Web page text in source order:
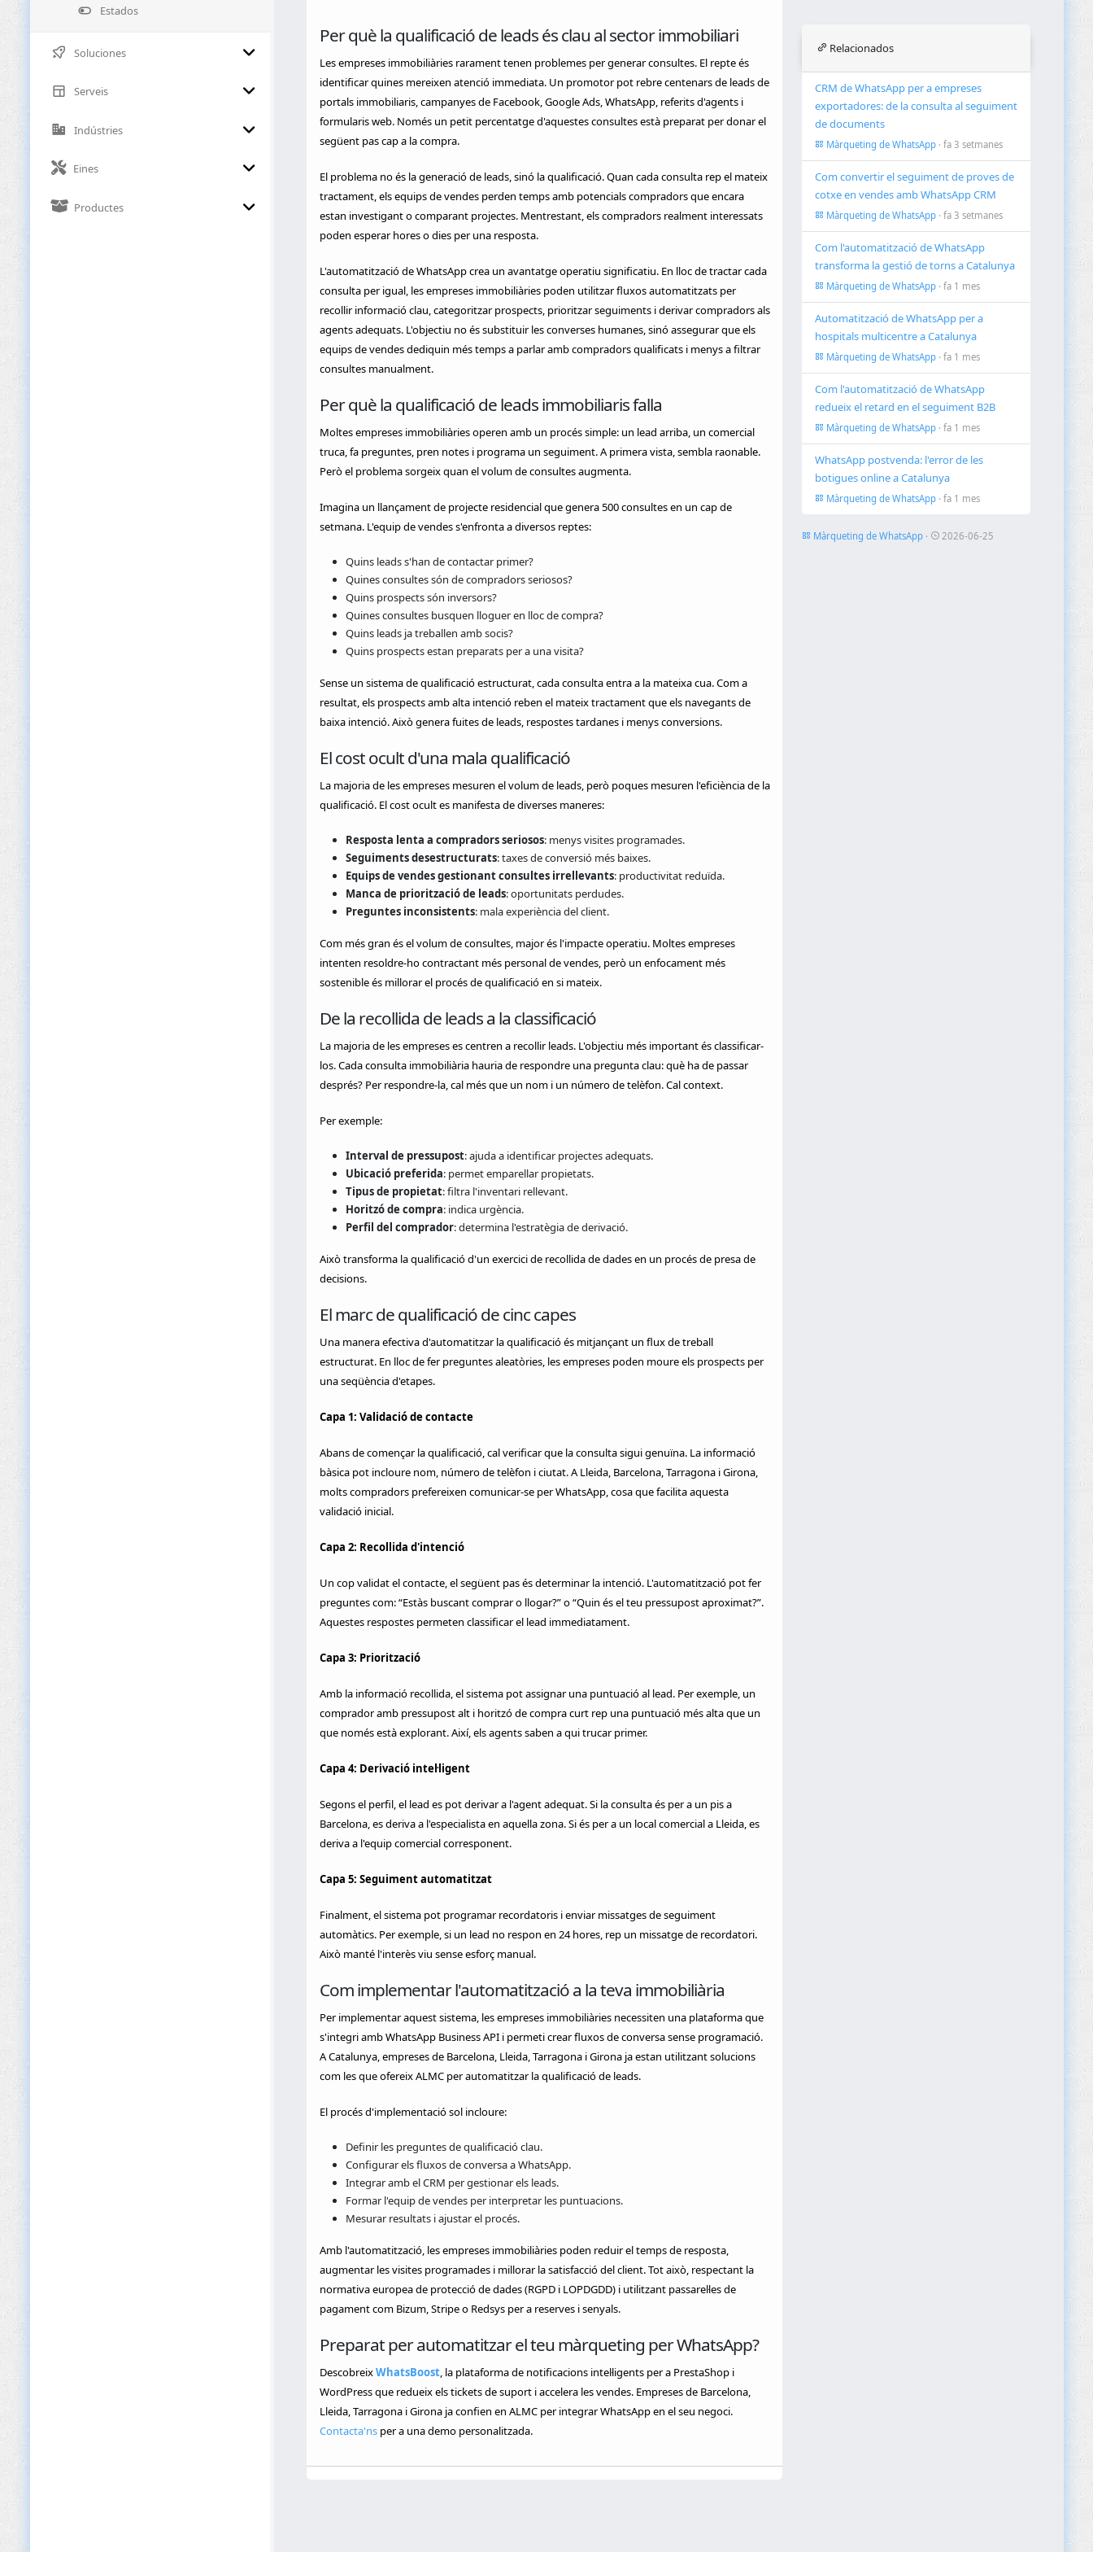
Estados
Soluciones
Serveis
Indústries
Eines
Productes
Per què la qualificació de leads és clau al sector immobiliari
Les empreses immobiliàries rarament tenen problemes per generar consultes. El repte és
identificar quines mereixen atenció immediata. Un promotor pot rebre centenars de leads de
portals immobiliaris, campanyes de Facebook, Google Ads, WhatsApp, referits d'agents i
formularis web. Només un petit percentatge d'aquestes consultes està preparat per donar el
següent pas cap a la compra.
El problema no és la generació de leads, sinó la qualificació. Quan cada consulta rep el mateix
tractament, els equips de vendes perden temps amb potencials compradors que encara
estan investigant o comparant projectes. Mentrestant, els compradors realment interessats
poden esperar hores o dies per una resposta.
L'automatització de WhatsApp crea un avantatge operatiu significatiu. En lloc de tractar cada
consulta per igual, les empreses immobiliàries poden utilitzar fluxos automatitzats per
recollir informació clau, categoritzar prospects, prioritzar seguiments i derivar compradors als
agents adequats. L'objectiu no és substituir les converses humanes, sinó assegurar que els
equips de vendes dediquin més temps a parlar amb compradors qualificats i menys a filtrar
consultes manualment.
Per què la qualificació de leads immobiliaris falla
Moltes empreses immobiliàries operen amb un procés simple: un lead arriba, un comercial
truca, fa preguntes, pren notes i programa un seguiment. A primera vista, sembla raonable.
Però el problema sorgeix quan el volum de consultes augmenta.
Imagina un llançament de projecte residencial que genera 500 consultes en un cap de
setmana. L'equip de vendes s'enfronta a diversos reptes:
Quins leads s'han de contactar primer?
Quines consultes són de compradors seriosos?
Quins prospects són inversors?
Quines consultes busquen lloguer en lloc de compra?
Quins leads ja treballen amb socis?
Quins prospects estan preparats per a una visita?
Sense un sistema de qualificació estructurat, cada consulta entra a la mateixa cua. Com a
resultat, els prospects amb alta intenció reben el mateix tractament que els navegants de
baixa intenció. Això genera fuites de leads, respostes tardanes i menys conversions.
El cost ocult d'una mala qualificació
La majoria de les empreses mesuren el volum de leads, però poques mesuren l'eficiència de la
qualificació. El cost ocult es manifesta de diverses maneres:
Resposta lenta a compradors seriosos: menys visites programades.
Seguiments desestructurats: taxes de conversió més baixes.
Equips de vendes gestionant consultes irrellevants: productivitat reduïda.
Manca de priorització de leads: oportunitats perdudes.
Preguntes inconsistents: mala experiència del client.
Com més gran és el volum de consultes, major és l'impacte operatiu. Moltes empreses
intenten resoldre-ho contractant més personal de vendes, però un enfocament més
sostenible és millorar el procés de qualificació en si mateix.
De la recollida de leads a la classificació
La majoria de les empreses es centren a recollir leads. L'objectiu més important és classificar-
los. Cada consulta immobiliària hauria de respondre una pregunta clau: què ha de passar
després? Per respondre-la, cal més que un nom i un número de telèfon. Cal context.
Per exemple:
Interval de pressupost: ajuda a identificar projectes adequats.
Ubicació preferida: permet emparellar propietats.
Tipus de propietat: filtra l'inventari rellevant.
Horitzó de compra: indica urgència.
Perfil del comprador: determina l'estratègia de derivació.
Això transforma la qualificació d'un exercici de recollida de dades en un procés de presa de
decisions.
El marc de qualificació de cinc capes
Una manera efectiva d'automatitzar la qualificació és mitjançant un flux de treball
estructurat. En lloc de fer preguntes aleatòries, les empreses poden moure els prospects per
una seqüència d'etapes.
Capa 1: Validació de contacte
Abans de començar la qualificació, cal verificar que la consulta sigui genuïna. La informació
bàsica pot incloure nom, número de telèfon i ciutat. A Lleida, Barcelona, Tarragona i Girona,
molts compradors prefereixen comunicar-se per WhatsApp, cosa que facilita aquesta
validació inicial.
Capa 2: Recollida d'intenció
Un cop validat el contacte, el següent pas és determinar la intenció. L'automatització pot fer
preguntes com: “Estàs buscant comprar o llogar?” o “Quin és el teu pressupost aproximat?”.
Aquestes respostes permeten classificar el lead immediatament.
Capa 3: Priorització
Amb la informació recollida, el sistema pot assignar una puntuació al lead. Per exemple, un
comprador amb pressupost alt i horitzó de compra curt rep una puntuació més alta que un
que només està explorant. Així, els agents saben a qui trucar primer.
Capa 4: Derivació intel·ligent
Segons el perfil, el lead es pot derivar a l'agent adequat. Si la consulta és per a un pis a
Barcelona, es deriva a l'especialista en aquella zona. Si és per a un local comercial a Lleida, es
deriva a l'equip comercial corresponent.
Capa 5: Seguiment automatitzat
Finalment, el sistema pot programar recordatoris i enviar missatges de seguiment
automàtics. Per exemple, si un lead no respon en 24 hores, rep un missatge de recordatori.
Això manté l'interès viu sense esforç manual.
Com implementar l'automatització a la teva immobiliària
Per implementar aquest sistema, les empreses immobiliàries necessiten una plataforma que
s'integri amb WhatsApp Business API i permeti crear fluxos de conversa sense programació.
A Catalunya, empreses de Barcelona, Lleida, Tarragona i Girona ja estan utilitzant solucions
com les que ofereix ALMC per automatitzar la qualificació de leads.
El procés d'implementació sol incloure:
Definir les preguntes de qualificació clau.
Configurar els fluxos de conversa a WhatsApp.
Integrar amb el CRM per gestionar els leads.
Formar l'equip de vendes per interpretar les puntuacions.
Mesurar resultats i ajustar el procés.
Amb l'automatització, les empreses immobiliàries poden reduir el temps de resposta,
augmentar les visites programades i millorar la satisfacció del client. Tot això, respectant la
normativa europea de protecció de dades (RGPD i LOPDGDD) i utilitzant passarel·les de
pagament com Bizum, Stripe o Redsys per a reserves i senyals.
Preparat per automatitzar el teu màrqueting per WhatsApp?
DescobreixWhatsBoost, la plataforma de notificacions intel·ligents per a PrestaShop i
WordPress que redueix els tickets de suport i accelera les vendes. Empreses de Barcelona,
Lleida, Tarragona i Girona ja confien en ALMC per integrar WhatsApp en el seu negoci.
Contacta'nsper a una demo personalitzada.
Relacionados
CRM de WhatsApp per a empreses
exportadores: de la consulta al seguiment
de documents
Màrqueting de WhatsApp · fa 3 setmanes
Com convertir el seguiment de proves de
cotxe en vendes amb WhatsApp CRM
Màrqueting de WhatsApp · fa 3 setmanes
Com l'automatització de WhatsApp
transforma la gestió de torns a Catalunya
Màrqueting de WhatsApp · fa 1 mes
Automatització de WhatsApp per a
hospitals multicentre a Catalunya
Màrqueting de WhatsApp · fa 1 mes
Com l'automatització de WhatsApp
redueix el retard en el seguiment B2B
Màrqueting de WhatsApp · fa 1 mes
WhatsApp postvenda: l'error de les
botigues online a Catalunya
Màrqueting de WhatsApp · fa 1 mes
Màrqueting de WhatsApp · 2026-06-25